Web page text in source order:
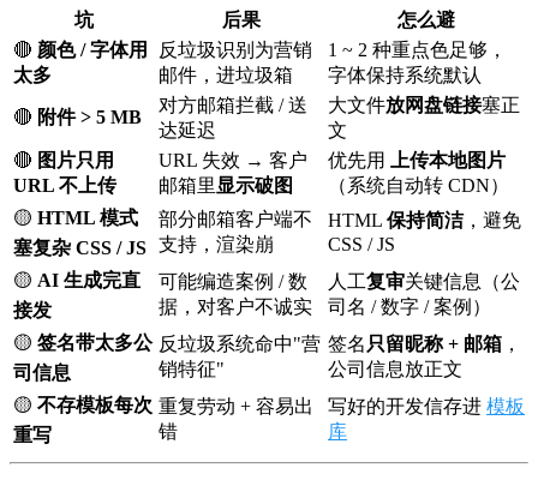
坑 后果
怎么避
🔴 颜色 / 字体用
太多
反垃圾识别为营销
邮件，进垃圾箱
1 ~ 2 种重点色足够，
字体保持系统默认
🔴 附件 > 5 MB
对方邮箱拦截 / 送
达延迟
大文件放网盘链接塞正
文
🔴 图片只用
URL 不上传
URL 失效 → 客户
邮箱里 显示破图
优先用
上传本地图片
（系统自动转 CDN）
🟡 HTML 模式
塞复杂 CSS / JS
部分邮箱客户端不
支持，渲染崩
HTML 保持简洁，避免
CSS / JS
🟡 AI 生成完直
接发
可能编造案例 / 数
据，对客户不诚实
人工复审关键信息（公
司名 / 数字 / 案例）
🟡 签名带太多公
司信息
反垃圾系统命中"营
销特征"
签名 只留昵称 + 邮箱 ，
公司信息放正文
🟡 不存模板每次
重写
重复劳动 + 容易出
错
写好的开发信存进 模板
库